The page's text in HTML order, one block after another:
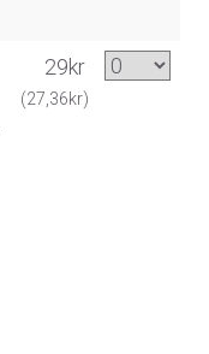
29kr
(27,36kr)